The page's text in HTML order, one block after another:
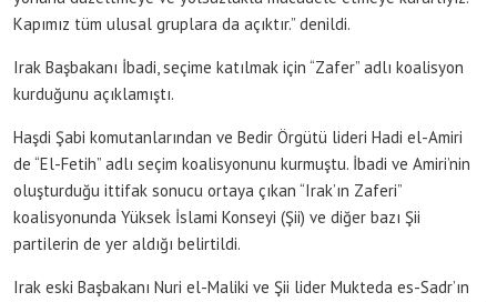
Kapımız tüm ulusal gruplara da açıktır.” denildi.
Irak Başbakanı İbadi, seçime katılmak için “Zafer” adlı koalisyon
kurduğunu açıklamıştı.
Haşdi Şabi komutanlarından ve Bedir Örgütü lideri Hadi el-Amiri
de “El-Fetih” adlı seçim koalisyonunu kurmuştu. İbadi ve Amiri’nin
oluşturduğu ittifak sonucu ortaya çıkan “Irak’ın Zaferi”
koalisyonunda Yüksek İslami Konseyi (Şii) ve diğer bazı Şii
partilerin de yer aldığı belirtildi.
Irak eski Başbakanı Nuri el-Maliki ve Şii lider Mukteda es-Sadr’ın